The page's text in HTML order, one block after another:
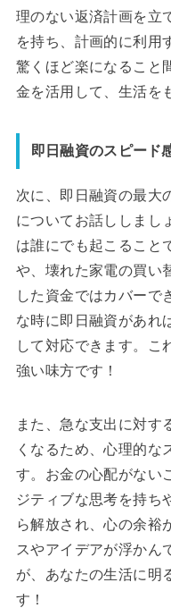
理のない返済計画を立
を持ち、計画的に利用
驚くほど楽になること
金を活用して、生活を
即日融資のスピード
次に、即日融資の最大
についてお話ししまし
は誰にでも起こること
や、壊れた家電の買い
した資金ではカバーで
な時に即日融資があれ
して対応できます。こ
強い味方です！
また、急な支出に対す
くなるため、心理的な
す。お金の心配がない
ジティブな思考を持ち
ら解放され、心の余裕
スやアイデアが浮かん
が、あなたの生活に明
す！